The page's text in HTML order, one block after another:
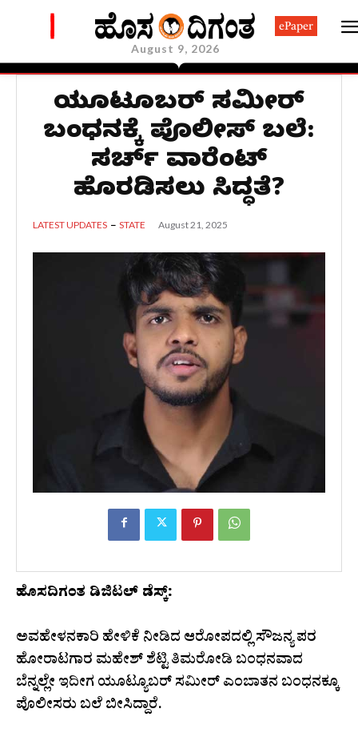
August 9, 2026
ePaper
ಯೂಟ್ಯೂಬರ್ ಸಮೀರ್
ಬಂಧನಕ್ಕೆ ಪೊಲೀಸ್ ಬಲೆ:
ಸರ್ಚ್ ವಾರೆಂಟ್
ಹೊರಡಿಸಲು ಸಿದ್ಧತೆ?
LATEST UPDATES STATE August 21, 2025
ಹೊಸದಿಗಂತ ಡಿಜಿಟಲ್ ಡೆಸ್ಕ್:
ಅವಹೇಳನಕಾರಿ ಹೇಳಿಕೆ ನೀಡಿದ ಆರೋಪದಲ್ಲಿ ಸೌಜನ್ಯ ಪರ
ಹೋರಾಟಗಾರ ಮಹೇಶ್ ಶೆಟ್ಟಿ ತಿಮರೋಡಿ ಬಂಧನವಾದ
ಬೆನ್ನಲ್ಲೇ ಇದೀಗ ಯೂಟ್ಯೂಬರ್ ಸಮೀರ್ ಎಂಬಾತನ ಬಂಧನಕ್ಕೂ
ಪೊಲೀಸರು ಬಲೆ ಬೀಸಿದ್ದಾರೆ.